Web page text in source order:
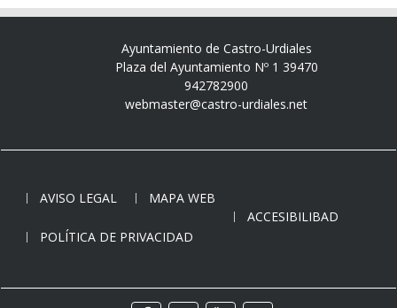
Ayuntamiento de Castro-Urdiales
Plaza del Ayuntamiento Nº 1 39470
942782900
webmaster@castro-urdiales.net
AVISO LEGAL
MAPA WEB
ACCESIBILIBAD
POLÍTICA DE PRIVACIDAD